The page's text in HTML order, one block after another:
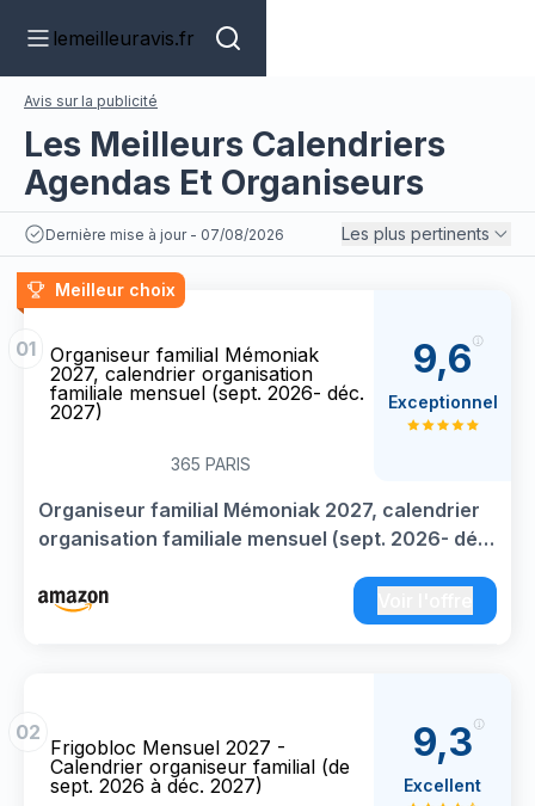
lemeilleuravis.fr
Avis sur la publicité
Les Meilleurs Calendriers
Agendas Et Organiseurs
Dernière mise à jour - 07/08/2026 Les plus pertinents
Meilleur choix
01 Organiseur familial Mémoniak
2027, calendrier organisation
familiale mensuel (sept. 2026- déc.
2027)
365 PARIS
Organiseur familial Mémoniak 2027, calendrier
organisation familiale mensuel (sept. 2026- déc.
9,6
Exceptionnel
02
Frigobloc Mensuel 2027 -
Calendrier organiseur familial (de
sept. 2026 à déc. 2027)
9,3
Excellent